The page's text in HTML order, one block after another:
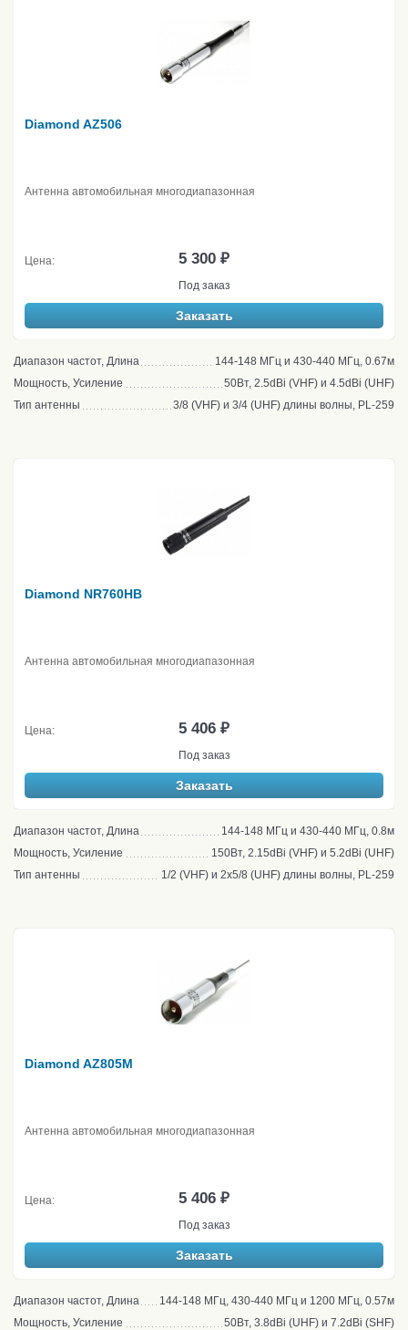
Diamond AZ506
Антенна автомобильная многодиапазонная
Цена: 5 300 ₽
Под заказ
Заказать
Диапазон частот, Длина
144-148 МГц и 430-440 МГц, 0.67м
Мощность, Усиление
50Вт, 2.5dBi (VHF) и 4.5dBi (UHF)
Тип антенны
3/8 (VHF) и 3/4 (UHF) длины волны, PL-259
Diamond NR760HB
Антенна автомобильная многодиапазонная
Цена: 5 406 ₽
Под заказ
Заказать
Диапазон частот, Длина
144-148 МГц и 430-440 МГц, 0.8м
Мощность, Усиление
150Вт, 2.15dBi (VHF) и 5.2dBi (UHF)
Тип антенны
1/2 (VHF) и 2х5/8 (UHF) длины волны, PL-259
Diamond AZ805M
Антенна автомобильная многодиапазонная
Цена: 5 406 ₽
Под заказ
Заказать
Диапазон частот, Длина
144-148 МГц, 430-440 МГц и 1200 МГц, 0.57м
Мощность, Усиление
50Вт, 3.8dBi (UHF) и 7.2dBi (SHF)